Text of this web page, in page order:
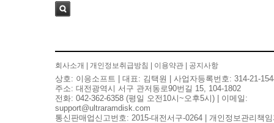
회사소개 개인정보취급방침 이용약관 공지사항
상호: 이응소프트 | 대표: 김택원 | 사업자등록번호: 314-21-
주소: 대전광역시 서구 관저동로90번길 15, 104-1802
전화: 042-362-6358 (평일 오전10시~오후5시) | 이메일:
support@ultraramdisk.com
통신판매업신고번호: 2015-대전서구-0264 | 개인정보관리책